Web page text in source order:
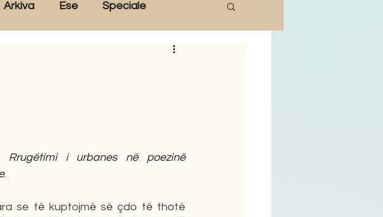
Arkiva Ese Speciale
Rrugëtimi i urbanes në poezinë
.
se të kuptojmë së çdo të thotë